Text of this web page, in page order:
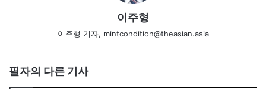
이주형
이주형 기자, mintcondition@theasian.asia
필자의 다른 기사